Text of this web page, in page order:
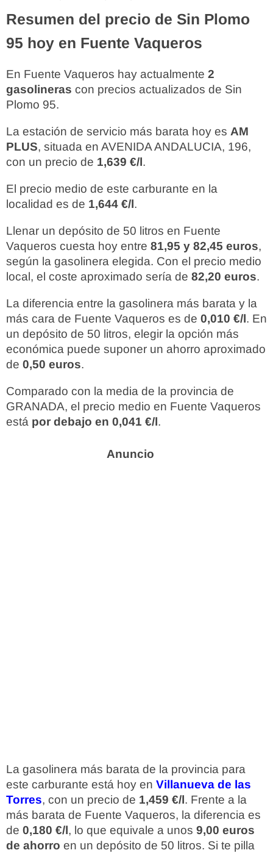
Resumen del precio de Sin Plomo
95 hoy en Fuente Vaqueros
En Fuente Vaqueros hay actualmente 2
gasolineras con precios actualizados de Sin
Plomo 95.
La estación de servicio más barata hoy es AM
PLUS, situada en AVENIDA ANDALUCIA, 196,
con un precio de 1,639 €/l.
El precio medio de este carburante en la
localidad es de 1,644 €/l.
Llenar un depósito de 50 litros en Fuente
Vaqueros cuesta hoy entre 81,95 y 82,45 euros,
según la gasolinera elegida. Con el precio medio
local, el coste aproximado sería de 82,20 euros.
La diferencia entre la gasolinera más barata y la
más cara de Fuente Vaqueros es de 0,010 €/l. En
un depósito de 50 litros, elegir la opción más
económica puede suponer un ahorro aproximado
de 0,50 euros.
Comparado con la media de la provincia de
GRANADA, el precio medio en Fuente Vaqueros
está por debajo en 0,041 €/l.
La gasolinera más barata de la provincia para
este carburante está hoy en Villanueva de las
Torres, con un precio de 1,459 €/l. Frente a la
más barata de Fuente Vaqueros, la diferencia es
de 0,180 €/l, lo que equivale a unos 9,00 euros
de ahorro en un depósito de 50 litros. Si te pilla